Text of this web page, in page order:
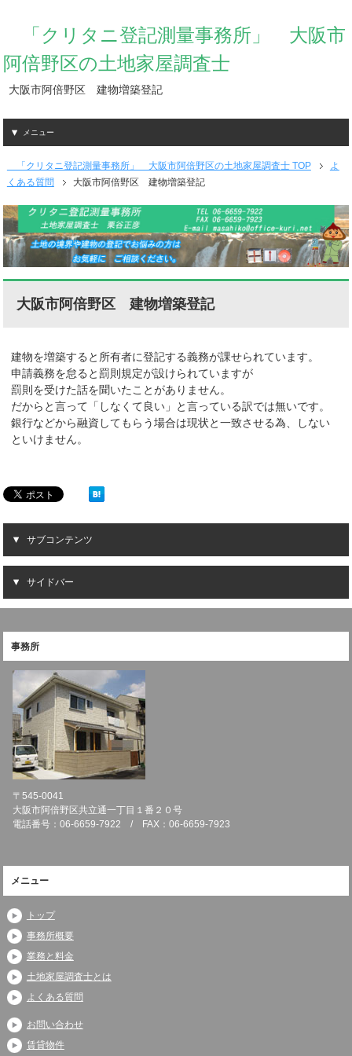
「クリタニ登記測量事務所」 大阪市
阿倍野区の土地家屋調査士
大阪市阿倍野区 建物増築登記
メニュー
「クリタニ登記測量事務所」 大阪市阿倍野区の土地家屋調査士 TOP
よ
くある質問
大阪市阿倍野区 建物増築登記
大阪市阿倍野区 建物増築登記
建物を増築すると所有者に登記する義務が課せられています。
申請義務を怠ると罰則規定が設けられていますが
罰則を受けた話を聞いたことがありません。
だからと言って「しなくて良い」と言っている訳では無いです。
銀行などから融資してもらう場合は現状と一致させる為、しない
といけません。
サブコンテンツ
サイドバー
事務所
〒545-0041
大阪市阿倍野区共立通一丁目１番２０号
電話番号：06-6659-7922 / FAX：06-6659-7923
メニュー
トップ
事務所概要
業務と料金
土地家屋調査士とは
よくある質問
お問い合わせ
賃貸物件